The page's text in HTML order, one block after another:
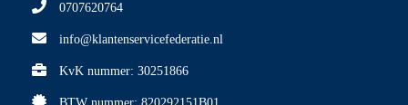
0707620764
info@klantenservicefederatie.nl
KvK nummer: 30251866